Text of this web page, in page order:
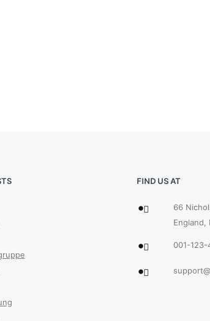
FIND US AT
66
England,
001-